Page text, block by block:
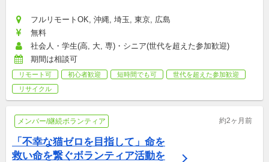
フルリモートOK, 沖縄, 埼玉, 東京, 広島
無料
社会人・学生(高, 大, 専)・シニア(世代を超えた参加歓迎)
期間は相談可
リモート可 初心者歓迎 短時間でも可
世代を超えた参加歓迎
リサイクル
メンバー/継続ボランティア 約2ヶ月前
「不幸な猫ゼロを目指して」命を
救い命を繋ぐボランティア活動を